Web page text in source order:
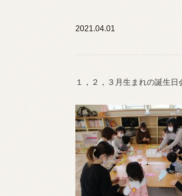
2021.04.01
１，２，３月生まれの誕生